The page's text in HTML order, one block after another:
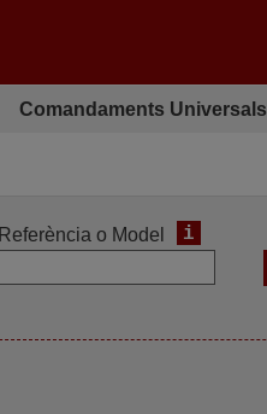
Comandaments Universals
Referència o Model i